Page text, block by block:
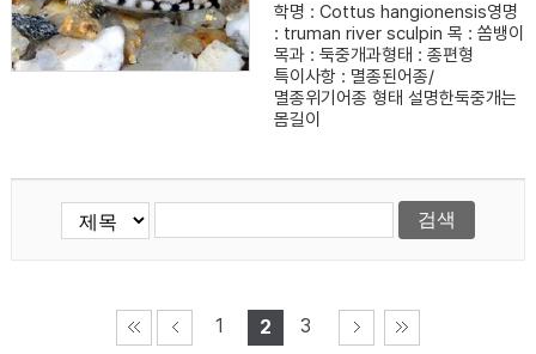
학명 : Cottus hangionensis영명
: truman river sculpin 목 : 쏨뱅이
목과 : 둑중개과형태 : 종편형
특이사항 : 멸종된어종/
멸종위기어종 형태 설명한둑중개는
몸길이
1 2 3